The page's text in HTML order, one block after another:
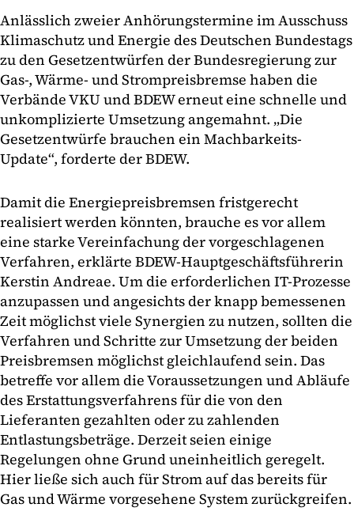
Anlässlich zweier Anhörungstermine im Ausschuss
Klimaschutz und Energie des Deutschen Bundestags
zu den Gesetzentwürfen der Bundesregierung zur
Gas-, Wärme- und Strompreisbremse haben die
Verbände VKU und BDEW erneut eine schnelle und
unkomplizierte Umsetzung angemahnt. „Die
Gesetzentwürfe brauchen ein Machbarkeits-
Update“, forderte der BDEW.
Damit die Energiepreisbremsen fristgerecht
realisiert werden könnten, brauche es vor allem
eine starke Vereinfachung der vorgeschlagenen
Verfahren, erklärte BDEW-Hauptgeschäftsführerin
Kerstin Andreae. Um die erforderlichen IT-Prozesse
anzupassen und angesichts der knapp bemessenen
Zeit möglichst viele Synergien zu nutzen, sollten die
Verfahren und Schritte zur Umsetzung der beiden
Preisbremsen möglichst gleichlaufend sein. Das
betreffe vor allem die Voraussetzungen und Abläufe
des Erstattungsverfahrens für die von den
Lieferanten gezahlten oder zu zahlenden
Entlastungsbeträge. Derzeit seien einige
Regelungen ohne Grund uneinheitlich geregelt.
Hier ließe sich auch für Strom auf das bereits für
Gas und Wärme vorgesehene System zurückgreifen.